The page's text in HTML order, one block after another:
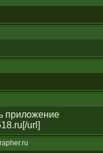
приложение
url]